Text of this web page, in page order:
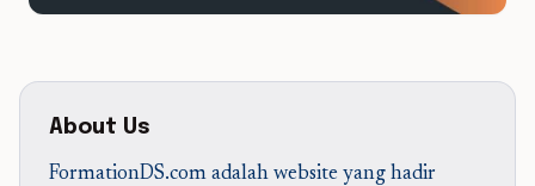
About Us
FormationDS.com adalah website yang hadir